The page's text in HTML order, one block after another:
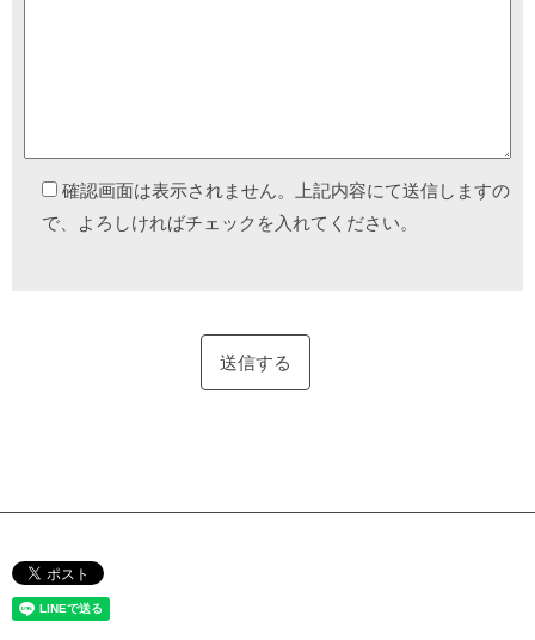
確認画面は表示されません。上記内容にて送信しますの
で、よろしければチェックを入れてください。